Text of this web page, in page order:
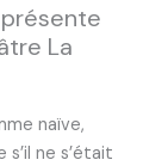
La
naïve,
ne s’était